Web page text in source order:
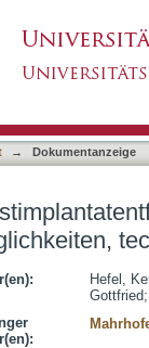
→ Dokumentanzeige
Hefel,
Gottfried